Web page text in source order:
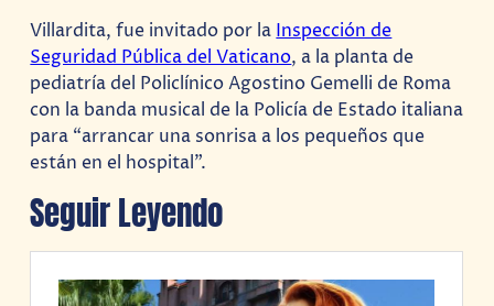
Villardita, fue invitado por la Inspección de
Seguridad Pública del Vaticano, a la planta de
pediatría del Policlínico Agostino Gemelli de Roma
con la banda musical de la Policía de Estado italiana
para “arrancar una sonrisa a los pequeños que
están en el hospital”.
Seguir Leyendo